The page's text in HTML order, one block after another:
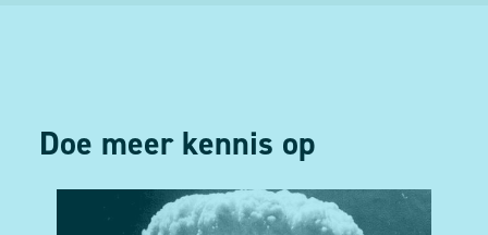
Doe meer kennis op